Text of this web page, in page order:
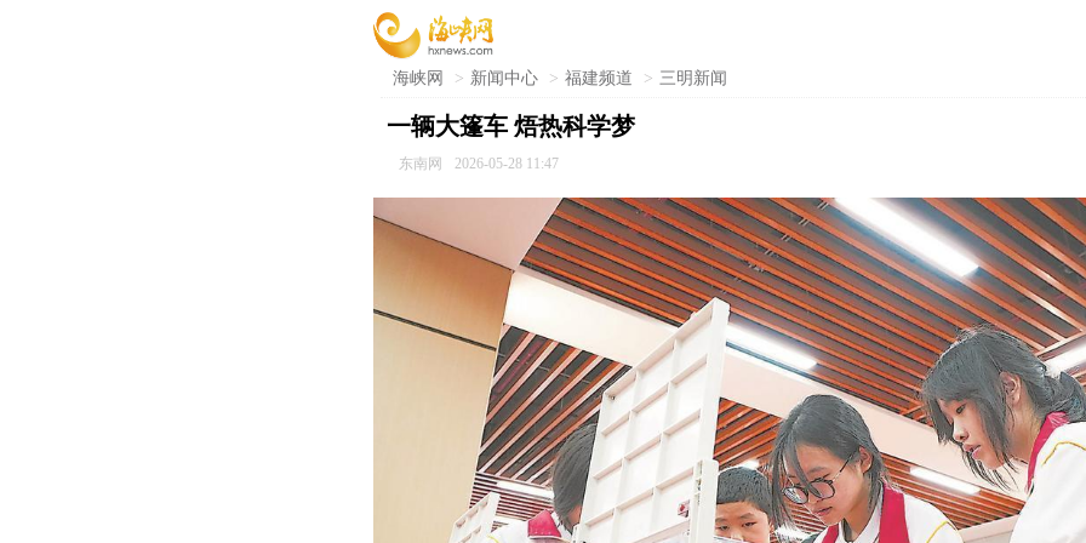
海峡网 > 新闻中心 > 福建频道 > 三明新闻
一辆大篷车 焐热科学梦
东南网 2026-05-28 11:47